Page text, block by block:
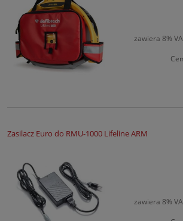
zawiera 8%
Zasilacz Euro do RMU-1000 Lifeline ARM
zawiera 8%